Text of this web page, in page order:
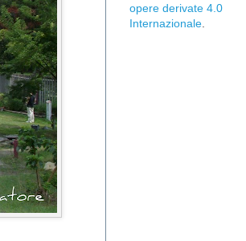
opere derivate 4.0
Internazionale